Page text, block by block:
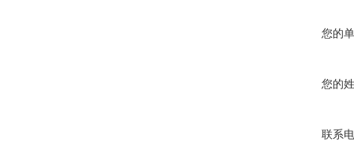
您的
您的
联系